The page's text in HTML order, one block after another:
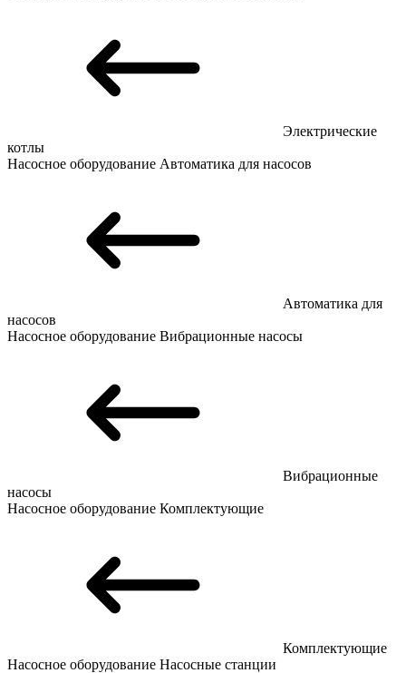
Электрические
котлы
Насосное оборудование Автоматика для насосов
Автоматика для
насосов
Насосное оборудование Вибрационные насосы
Вибрационные
насосы
Насосное оборудование Комплектующие
Комплектующие
Насосное оборудование Насосные станции